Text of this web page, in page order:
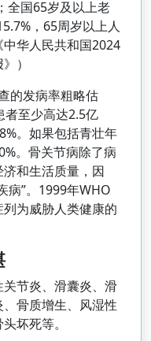
全国65岁及以上老
，65周岁以上人
华人民共和国2024
）
的发病率粗略估
者至少高达2.5亿
。如果包括青壮年
。骨关节病除了病
和生活质量，因
病”。1999年WHO
为威胁人类健康的
节炎、滑囊炎、滑
骨质增生、风湿性
坏死等。